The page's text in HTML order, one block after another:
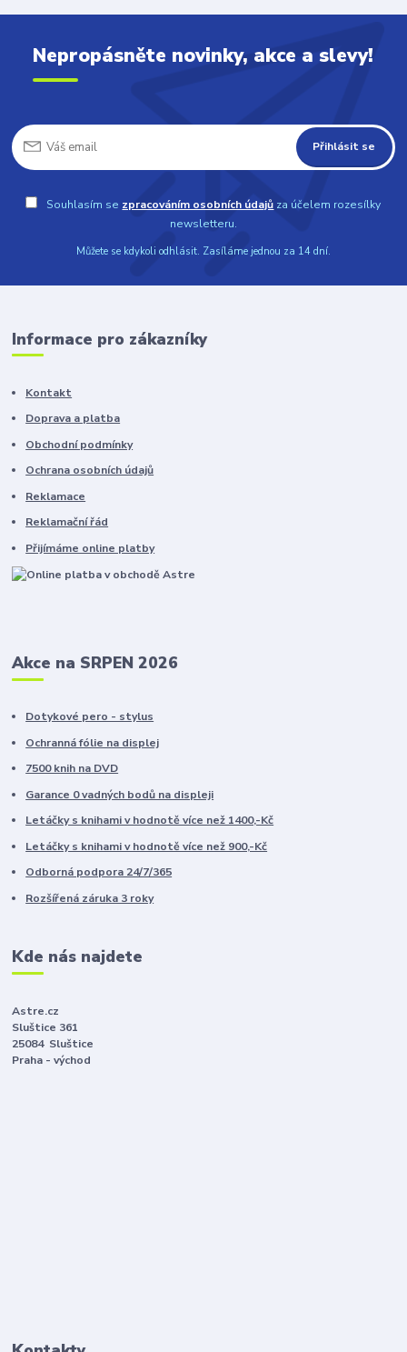
Nepropásněte novinky, akce a slevy!
Přihlásit se
Souhlasím se zpracováním osobních údajů za účelem rozesílky
newsletteru.
Můžete se kdykoli odhlásit. Zasíláme jednou za 14 dní.
Informace pro zákazníky
Kontakt
Doprava a platba
Obchodní podmínky
Ochrana osobních údajů
Reklamace
Reklamační řád
Přijímáme online platby
Akce na SRPEN 2026
Dotykové pero - stylus
Ochranná fólie na displej
7500 knih na DVD
Garance 0 vadných bodů na displeji
Letáčky s knihami v hodnotě více než 1400,-Kč
Letáčky s knihami v hodnotě více než 900,-Kč
Odborná podpora 24/7/365
Rozšířená záruka 3 roky
Kde nás najdete
Astre.cz
Sluštice 361
25084 Sluštice
Praha - východ